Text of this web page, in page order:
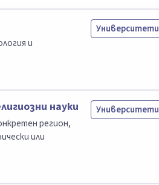
и
Университети
науки
регион,
или
Университети